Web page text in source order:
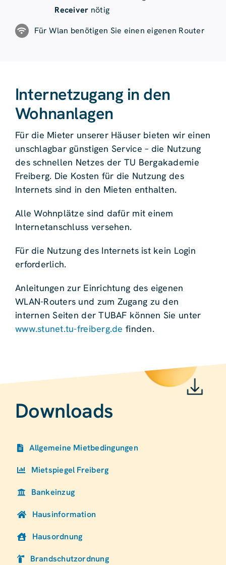
Receiver nötig
Für Wlan benötigen Sie einen eigenen Router
Internetzugang in den
Wohnanlagen
Für die Mieter unserer Häuser bieten wir einen
unschlagbar günstigen Service – die Nutzung
des schnellen Netzes der TU Bergakademie
Freiberg. Die Kosten für die Nutzung des
Internets sind in den Mieten enthalten.
Alle Wohnplätze sind dafür mit einem
Internetanschluss versehen.
Für die Nutzung des Internets ist kein Login
erforderlich.
Anleitungen zur Einrichtung des eigenen
WLAN-Routers und zum Zugang zu den
internen Seiten der TUBAF können Sie unter
www.stunet.tu-freiberg.de finden.
Downloads
Allgemeine Mietbedingungen
Mietspiegel Freiberg
Bankeinzug
Hausinformation
Hausordnung
Brandschutzordnung